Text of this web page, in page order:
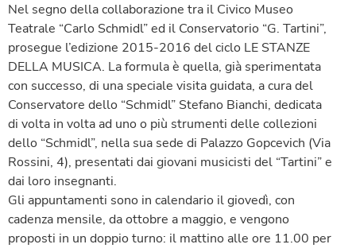
Nel segno della collaborazione tra il Civico Museo
Teatrale “Carlo Schmidl” ed il Conservatorio “G. Tartini”,
prosegue l’edizione 2015-2016 del ciclo LE STANZE
DELLA MUSICA. La formula è quella, già sperimentata
con successo, di una speciale visita guidata, a cura del
Conservatore dello “Schmidl” Stefano Bianchi, dedicata
di volta in volta ad uno o più strumenti delle collezioni
dello “Schmidl”, nella sua sede di Palazzo Gopcevich (Via
Rossini, 4), presentati dai giovani musicisti del “Tartini” e
dai loro insegnanti.
Gli appuntamenti sono in calendario il giovedì, con
cadenza mensile, da ottobre a maggio, e vengono
proposti in un doppio turno: il mattino alle ore 11.00 per